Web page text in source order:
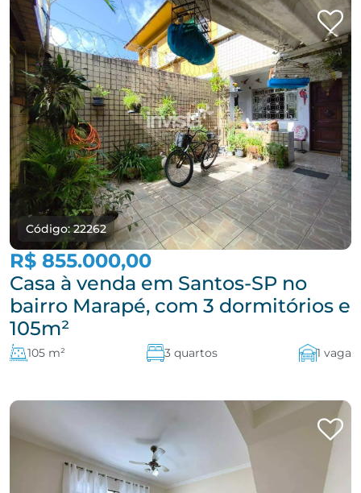
Código: 22262
R$ 855.000,00
Casa à venda em Santos-SP no
bairro Marapé, com 3 dormitórios e
105m²
105 m² 3 quartos 1 vaga